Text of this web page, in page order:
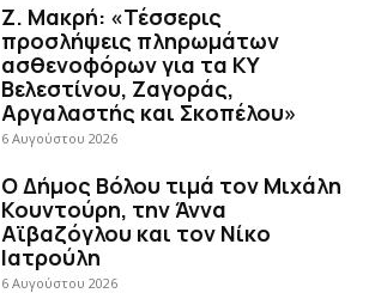
Ζ. Μακρή: «Τέσσερις
προσλήψεις πληρωμάτων
ασθενοφόρων για τα ΚΥ
Βελεστίνου, Ζαγοράς,
Αργαλαστής και Σκοπέλου»
6 Αυγούστου 2026
Ο Δήμος Βόλου τιμά τον Μιχάλη
Κουντούρη, την Άννα
Αϊβαζόγλου και τον Νίκο
Ιατρούλη
6 Αυγούστου 2026